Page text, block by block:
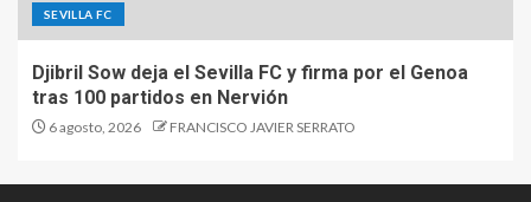
SEVILLA FC
Djibril Sow deja el Sevilla FC y firma por el Genoa
tras 100 partidos en Nervión
6 agosto, 2026 FRANCISCO JAVIER SERRATO